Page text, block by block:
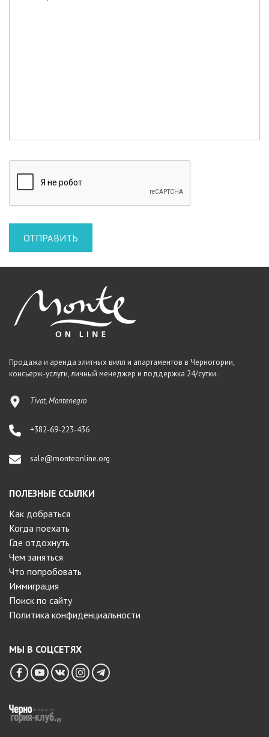
Продажа и аренда элитных вилл и апартаментов в Черногории,
консьерж-услуги, личный менеджер и поддержка 24/сутки.
Tivat, Montenegro
+382-69-223-436
sale@monteonline.org
ПОЛЕЗНЫЕ ССЫЛКИ
Как добраться
Когда поехать
Где отдохнуть
Чем заняться
Что попробовать
Иммиграция
Поиск по сайту
Политика конфиденциальности
МЫ В СОЦСЕТЯХ